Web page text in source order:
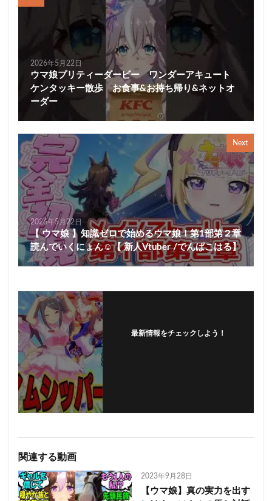
2026年5月22日
ウマ娘プリティーダービー ワンダーアキュート
ケンタッキー散歩 お食事&お持ち帰り&ネットオ
ーダー
Next
2026年5月22日
【 ウマ娘 】知識ゼロで始めるウマ娘！第1部第２章
読んでいくにょん☺【 新人Vtuber /でんぱこはる】
最新情報をチェックしよう！
関連する動画
2023年9月28日
【ウマ娘】真の実力を出す